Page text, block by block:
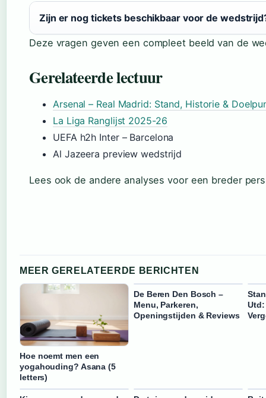
Zijn er nog tickets beschikbaar voor de
Deze vragen geven een compleet beeld van de
Gerelateerde lectuur
Arsenal – Real Madrid: Stand, Historie &
La Liga Ranglijst 2025-26
UEFA h2h Inter – Barcelona
Al Jazeera preview wedstrijd
Lees ook de andere analyses voor een breder
MEER GERELATEERDE BERICHTEN
Hoe noemt men een
yogahouding? Asana (5
letters)
De Beren Den Bosch –
Menu, Parkeren,
Openingstijden & Reviews
Utd: